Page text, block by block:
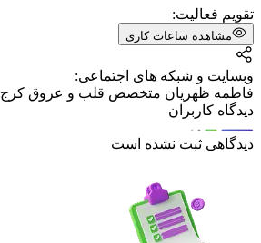
تقویم فعالیت:
مشاهده ساعات کاری
وبسایت و شبکه های اجتماعی:
فاطمه ظهریان متخصص قلب و عروق کرج
دیدگاه کاربران
دیدگاهی ثبت نشده است